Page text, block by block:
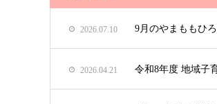
2026.07.10 9月のやまももひ
2026.04.21 令和8年度 地域子